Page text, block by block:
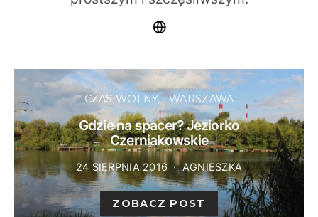
CZAS WOLNY WARSZAWA
Gdzie na spacer? Jeziorko
Czerniakowskie
24 SIERPNIA 2016 AGNIESZKA
ZOBACZ POST